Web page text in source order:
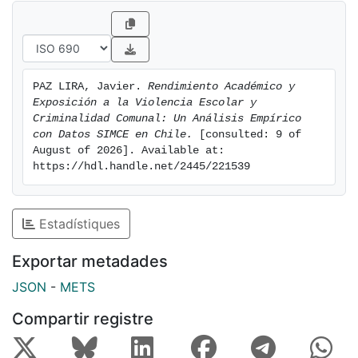
empírica que oriente el diseño de políticas públicas
educativas para mejorar los entornos educativos y
promover una mayor equidad en el sistema educativo
chileno.
PAZ LIRA, Javier. Rendimiento Académico y
Exposición a la Violencia Escolar y
Criminalidad Comunal: Un Análisis Empírico
con Datos SIMCE en Chile.
[consulted: 9 of
August of 2026]. Available at:
https://hdl.handle.net/2445/221539
Estadístiques
Exportar metadades
JSON - METS
Compartir registre